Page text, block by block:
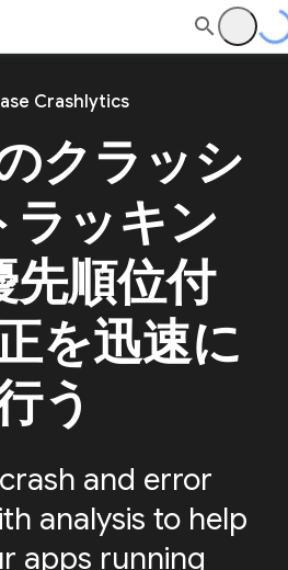
Crashlytics
クラッシ
ラッキン
先順位付
を迅速に
う
and error
analysis to help
apps running